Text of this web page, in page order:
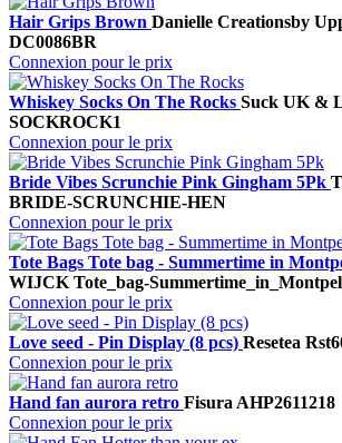
Hair Grips Brown Danielle Creationsby
DC0086BR
Connexion pour le prix
Whiskey Socks On The Rocks Suck UK &
SOCKROCK1
Connexion pour le prix
Bride Vibes Scrunchie Pink Gingham 5Pk
BRIDE-SCRUNCHIE-HEN
Connexion pour le prix
Tote Bags Tote bag - Summertime in
WIJCK Tote_bag-
Connexion pour le prix
Love seed - Pin Display (8 pcs) Resetea
Connexion pour le prix
Hand fan aurora retro Fisura AHP2611218
Connexion pour le prix